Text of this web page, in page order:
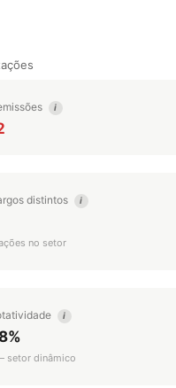
i
distintos i
no setor
i
setor dinâmico